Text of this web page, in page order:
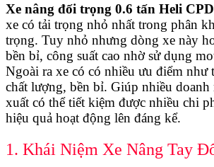
Xe nâng đối trọng 0.6 tấn Heli
xe có tải trọng nhỏ nhất trong phân
trọng. Tuy nhỏ nhưng dòng xe này
bền bỉ, công suất cao nhờ sử dụng
Ngoài ra xe có có nhiều ưu điểm như
chất lượng, bền bỉ. Giúp nhiều doanh
xuất có thể tiết kiệm được nhiều chi
hiệu quả hoạt động lên đáng kể.
1. Khái Niệm Xe Nâng Tay